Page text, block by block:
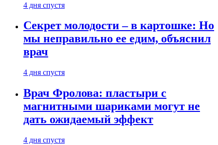
4 дня спустя
Секрет молодости – в картошке: Но
мы неправильно ее едим, объяснил
врач
4 дня спустя
Врач Фролова: пластыри с
магнитными шариками могут не
дать ожидаемый эффект
4 дня спустя